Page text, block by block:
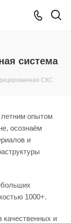
система
СКС
летним опытом
осознаём
и
1000+.
и